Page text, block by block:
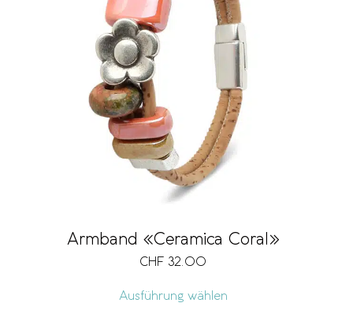
Armband «Ceramica Coral»
CHF 32.00
Ausführung wählen